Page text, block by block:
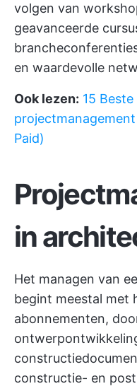
volgen van
geavanceerde
en waardevolle
Ook lezen: 15
Paid)
in
Het managen van
begint meestal met
abonnementen,
constructie- en